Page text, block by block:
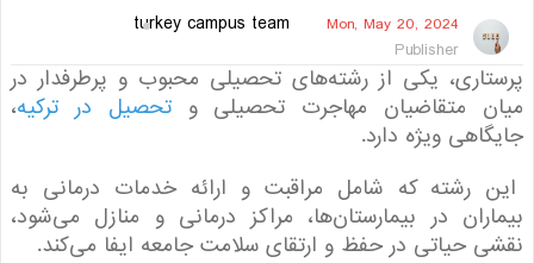
turkey campus team Mon, May 20, 2024
Publisher
یکی از رشته‌های تحصیلی محبوب و پرطرفدار در
متقاضیان مهاجرت تحصیلی و تحصیل در ترکیه ،
ویژه دارد.
رشته که شامل مراقبت و ارائه خدمات درمانی به
در بیمارستان‌ها، مراکز درمانی و منازل می‌شود،
حیاتی در حفظ و ارتقای سلامت جامعه ایفا می‌کند.